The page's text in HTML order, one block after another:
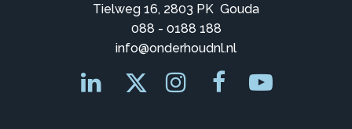
Tielweg 16, 2803 PK Gouda
088 - 0188 188
info@onderhoudnl.nl